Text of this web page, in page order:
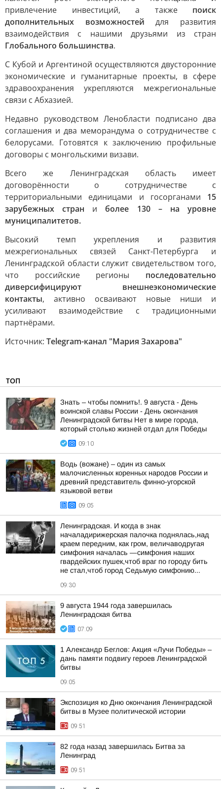
привлечение инвестиций, а также поиск
дополнительных возможностей для развития
взаимодействия с нашими друзьями из стран
Глобального большинства.
С Кубой и Аргентиной осуществляются двусторонние
экономические и гуманитарные проекты, в сфере
здравоохранения укрепляются межрегиональные
связи с Абхазией.
Недавно руководством Ленобласти подписано два
соглашения и два меморандума о сотрудничестве с
белорусами. Готовятся к заключению профильные
договоры с монгольскими визави.
Всего же Ленинградская область имеет
договорённости о сотрудничестве с
территориальными единицами и госорганами 15
зарубежных стран и более 130 – на уровне
муниципалитетов.
Высокий темп укрепления и развития
межрегиональных связей Санкт-Петербурга и
Ленинградской области служит свидетельством того,
что российские регионы последовательно
диверсифицируют внешнеэкономические
контакты, активно осваивают новые ниши и
усиливают взаимодействие с традиционными
партнёрами.
Источник: Telegram-канал "Мария Захарова"
ТОП
Знать – чтобы помнить!. 9 августа - День
воинской славы России - День окончания
Ленинградской битвы Нет в мире города,
который столько жизней отдал для Победы
09:10
Водь (вожане) – один из самых
малочисленных коренных народов России и
древний представитель финно-угорской
языковой ветви
09:05
Ленинградская. И когда в знак
началадирижерская палочка поднялась,над
краем передним, как гром, величаводругая
симфония началась —симфония наших
гвардейских пушек,чтоб враг по городу бить
не стал,чтоб город Седьмую симфонию...
09:30
9 августа 1944 года завершилась
Ленинградская битва
07:09
1 Александр Беглов: Акция «Лучи Победы» –
дань памяти подвигу героев Ленинградской
битвы
09:05
Экспозиция ко Дню окончания Ленинградской
битвы в Музее политической истории
09:51
82 года назад завершилась Битва за
Ленинград
09:51